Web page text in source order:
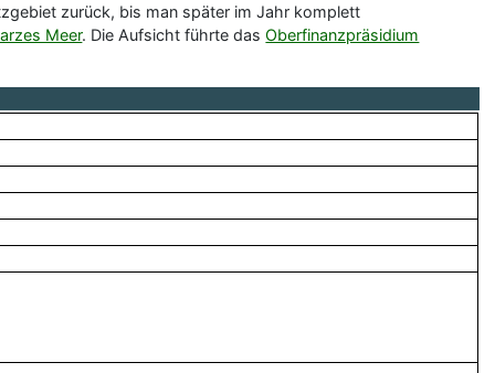
zurück, bis man später im Jahr komplett
Meer. Die Aufsicht führte dasOberfinanzpräsidium